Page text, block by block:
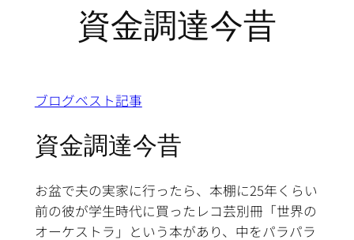
資金調達今昔
ブログベスト記事
資金調達今昔
お盆で夫の実家に行ったら、本棚に25年くらい
前の彼が学生時代に買ったレコ芸別冊「世界の
オーケストラ」という本があり、中をパラパラ